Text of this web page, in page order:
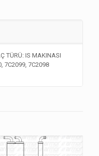
TÜRÜ: IS MAKINASI
7C2099, 7C2098